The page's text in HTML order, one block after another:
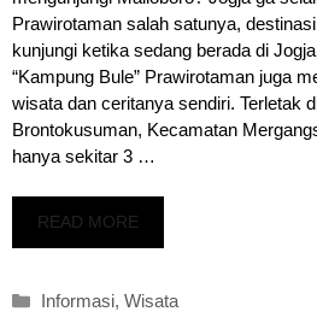
Prawirotaman salah satunya,
kunjungi ketika sedang berada di
“Kampung Bule” Prawirotaman juga
wisata dan ceritanya sendiri. Terletak
Brontokusuman, Kecamatan
hanya sekitar 3 …
READ MORE
Kategori
Informasi, Wisata